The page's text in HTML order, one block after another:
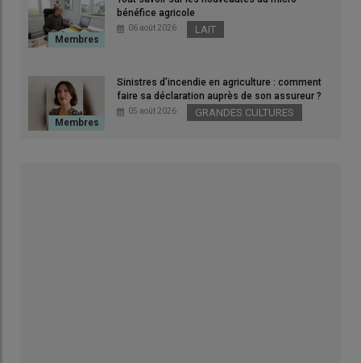
bénéfice agricole
06 août 2026 LAIT
Sinistres d’incendie en agriculture : comment
faire sa déclaration auprès de son assureur ?
05 août 2026 GRANDES CULTURES